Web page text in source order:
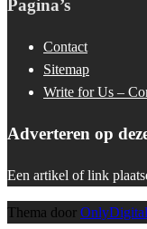
Pagina’s
Contact
Sitemap
Write for Us –
Adverteren op
Een artikel of link
Thema door OnlyDigital